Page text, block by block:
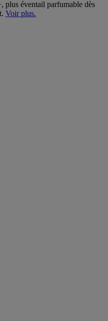
plus éventail parfumable dès
Voir plus.